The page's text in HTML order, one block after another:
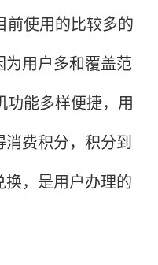
前使用的比较多的
用户多和覆盖范
功能多样便捷，用
费积分，积分到
，是用户办理的